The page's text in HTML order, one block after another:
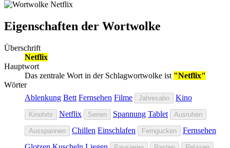
Eigenschaften der Wortwolke
Überschrift
Netflix
Hauptwort
Das zentrale Wort in der Schlagwortwolke ist "Netflix"
Wörter
Ablenkung Bett Fernsehen Filme Jahresabo Kino
Kinohits Netflix Serien Spannung Tablet Ausruhen
Ausspannen Chillen Einschlafen Ferngucken
Fernsehen